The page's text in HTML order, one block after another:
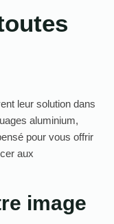
leur solution dans
aluminium,
pour vous offrir
aux
image